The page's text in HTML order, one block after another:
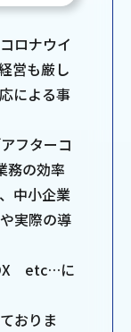
ロナウイ
営も厳し
による事
フターコ
務の効率
中小企業
実際の導
etc…に
おりま